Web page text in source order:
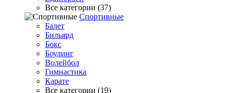
Все категории (37)
Спортивные
Балет
Бильярд
Бокс
Боулинг
Волейбол
Гимнастика
Карате
Все категории (19)